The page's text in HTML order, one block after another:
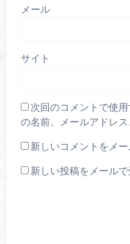
メール
サイト
次回のコメントで使
の名前、メールアドレス
新しいコメントをメ
新しい投稿をメール